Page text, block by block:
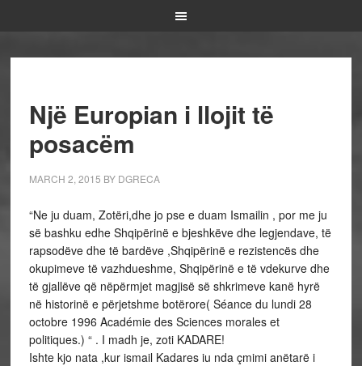
Një Europian i llojit të
posacëm
MARCH 2, 2015 BY DGRECA
“Ne ju duam, Zotëri,dhe jo pse e duam Ismailin , por me ju
së bashku edhe Shqipërinë e bjeshkëve dhe legjendave, të
rapsodëve dhe të bardëve ,Shqipërinë e rezistencës dhe
okupimeve të vazhdueshme, Shqipërinë e të vdekurve dhe
të gjallëve që nëpërmjet magjisë së shkrimeve kanë hyrë
në historinë e përjetshme botërore( Séance du lundi 28
octobre 1996 Académie des Sciences morales et
politiques.) “ . I madh je, zoti KADARE!
Ishte kjo nata ,kur ismail Kadares iu nda çmimi anëtarë i